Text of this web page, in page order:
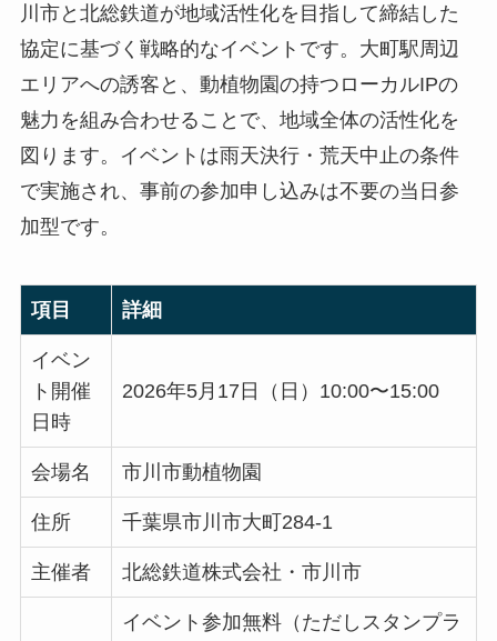
川市と北総鉄道が地域活性化を目指して締結した
協定に基づく戦略的なイベントです。大町駅周辺
エリアへの誘客と、動植物園の持つローカルIPの
魅力を組み合わせることで、地域全体の活性化を
図ります。イベントは雨天決行・荒天中止の条件
で実施され、事前の参加申し込みは不要の当日参
加型です。
項目 詳細
イベン
ト開催
日時
2026年5月17日（日）10:00〜15:00
会場名 市川市動植物園
住所 千葉県市川市大町284-1
主催者 北総鉄道株式会社・市川市
イベント参加無料（ただしスタンプラ